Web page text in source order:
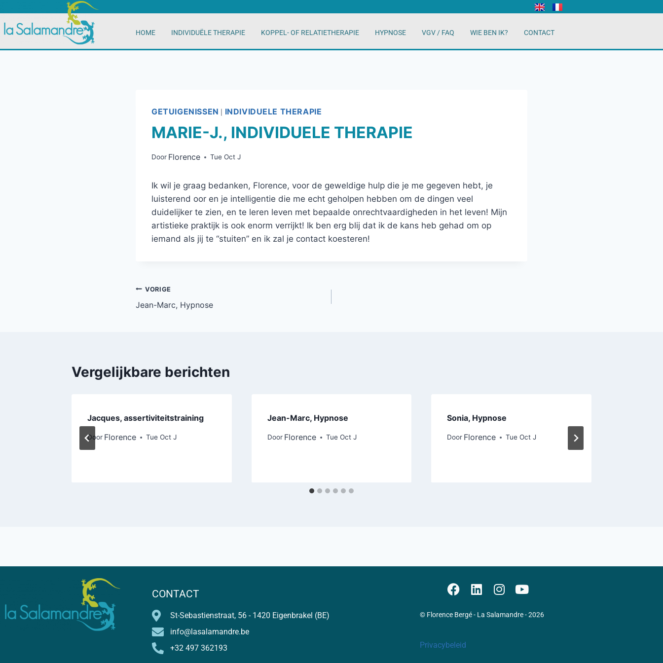
HOME INDIVIDUËLE THERAPIE KOPPEL- OF RELATIETHERAPIE HYPNOSE VGV / FAQ WIE BEN IK? CONTACT
GETUIGENISSEN INDIVIDUELE THERAPIE
MARIE-J., INDIVIDUELE THERAPIE
Door Florence Tue Oct J
Ik wil je graag bedanken, Florence, voor de geweldige hulp die je me gegeven hebt, je
luisterend oor en je intelligentie die me echt geholpen hebben om de dingen veel
duidelijker te zien, en te leren leven met bepaalde onrechtvaardigheden in het leven! Mijn
artistieke praktijk is ook enorm verrijkt! Ik ben erg blij dat ik de kans heb gehad om op
iemand als jij te “stuiten” en ik zal je contact koesteren!
VORIGE
Jean-Marc, Hypnose
Vergelijkbare berichten
Jacques, assertiviteitstraining
Door Florence Tue Oct J
Jean-Marc, Hypnose
Door Florence Tue Oct J
Sonia, Hypnose
Door Florence Tue Oct J
CONTACT
St-Sebastienstraat, 56 - 1420 Eigenbrakel (BE)
info@lasalamandre.be
+32 497 362193
© Florence Bergé - La Salamandre - 2026
Privacybeleid